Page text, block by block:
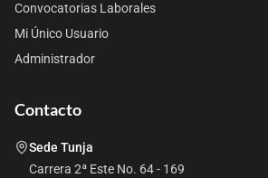
Convocatorias Laborales
Mi Único Usuario
Administrador
Contacto
Sede Tunja
Carrera 2ª Este No. 64 - 169